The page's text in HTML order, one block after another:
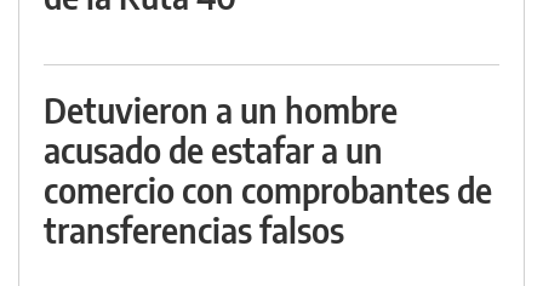
Detuvieron a un hombre
acusado de estafar a un
comercio con comprobantes de
transferencias falsos